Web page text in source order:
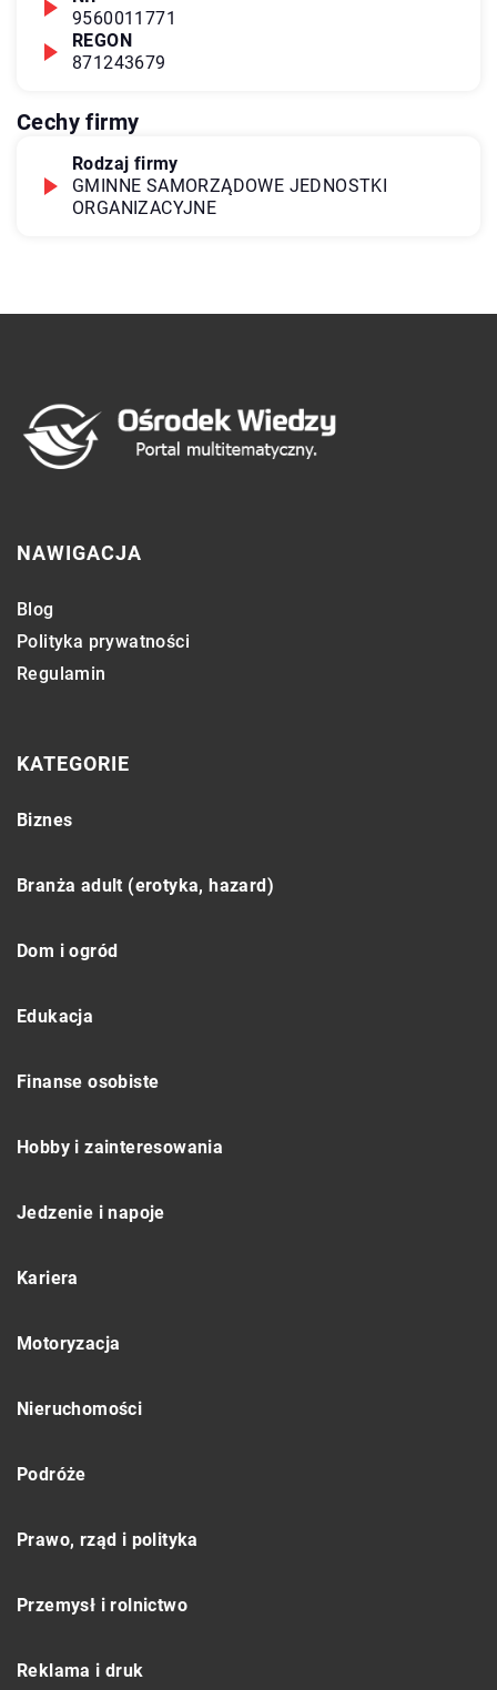
9560011771
REGON
871243679
Cechy firmy
Rodzaj firmy
GMINNE SAMORZĄDOWE JEDNOSTKI
ORGANIZACYJNE
NAWIGACJA
Blog
Polityka prywatności
Regulamin
KATEGORIE
Biznes
Branża adult (erotyka, hazard)
Dom i ogród
Edukacja
Finanse osobiste
Hobby i zainteresowania
Jedzenie i napoje
Kariera
Motoryzacja
Nieruchomości
Podróże
Prawo, rząd i polityka
Przemysł i rolnictwo
Reklama i druk